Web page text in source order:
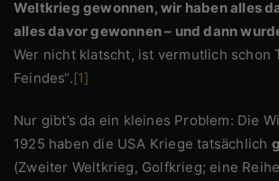
Weltkrieg gewonnen, wir haben alles
alles davor gewonnen – und dann
Wer nicht klatscht, ist vermutlich schon
Feindes“.[1]
Nur gibt’s da ein kleines Problem: Die Wirklichkeit. Seit
1925 haben die USA Kriege tatsächlich
(Zweiter Weltkrieg, Golfkrieg; eine